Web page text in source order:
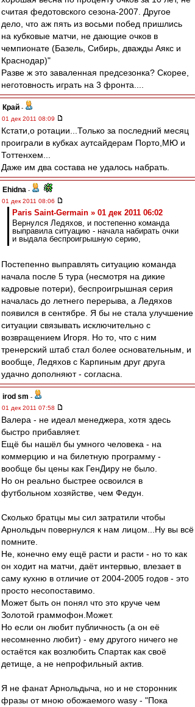
считая федотовского сезона-2007. Другое
дело, что аж пять из восьми побед пришлись
на кубковые матчи, не дающие очков в
чемпионате (Базель, Сибирь, дважды Аякс и
Краснодар)"
Разве ж это заваленная предсезонка? Скорее,
неготовность играть на 3 фронта....
Край -
01 дек 2011 08:09
Кстати,о ротации...Только за последний месяц
проиграли в кубках аутсайдерам Порто,МЮ и
Тоттенхем...
Даже им два состава не удалось набрать.
Ehidna -
01 дек 2011 08:06
Paris Saint-Germain » 01 дек 2011 06:02
Вернулся Ледяхов, и постепенно команда
выправила ситуацию - начала набирать очки
и выдала беспроигрышную серию,
Постепенно выправлять ситуацию команда
начала после 5 тура (несмотря на дикие
кадровые потери), беспроигрышная серия
началась до летнего перерыва, а Ледяхов
появился в сентябре. Я бы не стала улучшение
ситуации связывать исключительно с
возвращением Игоря. Но то, что с ним
тренерский штаб стал более основательным, и
вообще, Ледяхов с Карпиным друг друга
удачно дополняют - согласна.
irod sm -
01 дек 2011 07:58
Валера - не идеал менеджера, хотя здесь
быстро прибавляет.
Ещё бы нашёл бы умного человека - на
коммерцию и на билетную программу -
вообще бы цены как ГенДиру не было.
Но он реально быстрее освоился в
футбольном хозяйстве, чем Федун.
Сколько братцы мы сил затратили чтобы
Арнольдыч повернулся к нам лицом...Ну вы всё
помните.
Не, конечно ему ещё расти и расти - но то как
он ходит на матчи, даёт интервью, влезает в
саму кухню в отличие от 2004-2005 годов - это
просто несопоставимо.
Может быть он понял что это круче чем
Золотой граммофон.Может.
Но если он любит публичность (а он её
несомненно любит) - ему другого ничего не
остаётся как возлюбить Спартак как своё
детище, а не непрофильный актив.
Я не фанат Арнольдыча, но и не сторонник
фразы от мною обожаемого wasy - "Пока